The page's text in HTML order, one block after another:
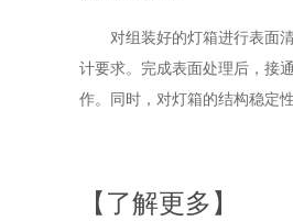
对组装好的灯箱进行表面清
计要求。完成表面处理后，接
作。同时，对灯箱的结构稳定
【了解更多】